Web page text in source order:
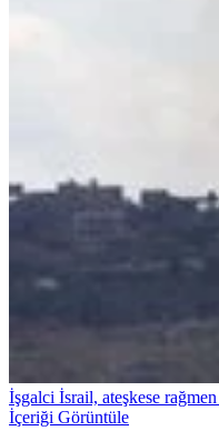
İşgalci İsrail, ateşkese
İçeriği Görüntüle